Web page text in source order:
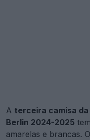
A terceira camisa da
Berlin 2024-2025
amarelas e brancas.